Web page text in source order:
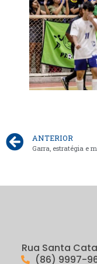
ANTERIOR
Rua Santa
(86) 9997-